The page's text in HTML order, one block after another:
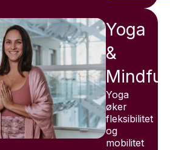
Yoga
&
Yoga
øker
fleksibilitet
og
mobilitet